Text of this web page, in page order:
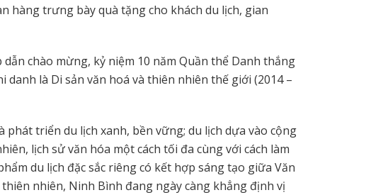
hàng trưng bày quà tặng cho khách du lịch, gian
chào mừng, kỷ niệm 10 năm Quần thể Danh thắng
danh là Di sản văn hoá và thiên nhiên thế giới (2014 –
phát triển du lịch xanh, bền vững; du lịch dựa vào cộng
lịch sử văn hóa một cách tối đa cùng với cách làm
du lịch đặc sắc riêng có kết hợp sáng tạo giữa Văn
nhiên, Ninh Bình đang ngày càng khẳng định vị